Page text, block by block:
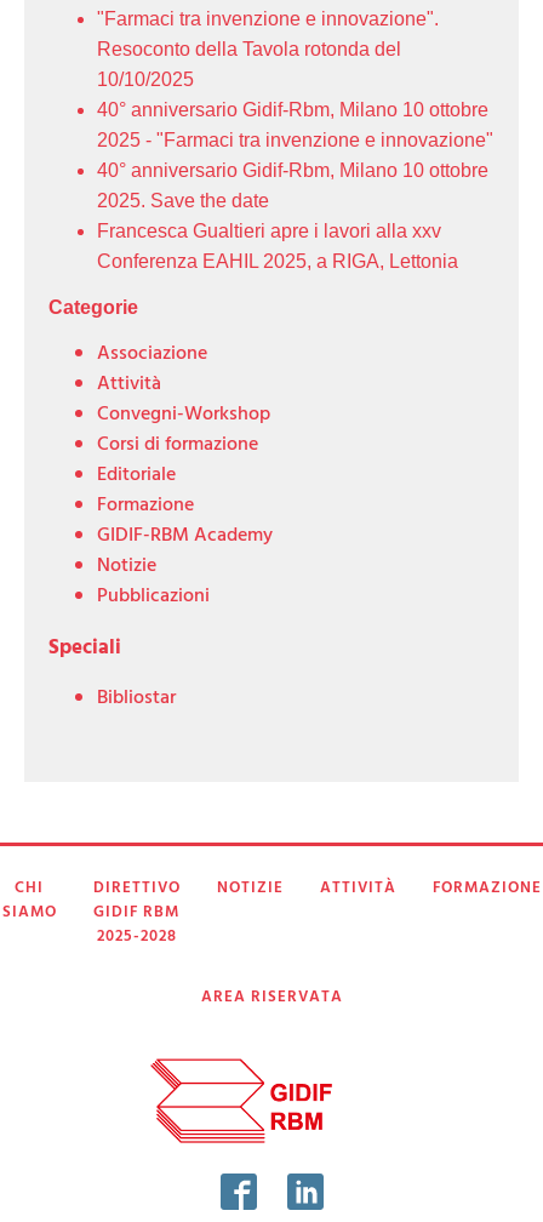
"Farmaci tra invenzione e innovazione".
Resoconto della Tavola rotonda del
10/10/2025
40° anniversario Gidif-Rbm, Milano 10 ottobre
2025 - "Farmaci tra invenzione e innovazione"
40° anniversario Gidif-Rbm, Milano 10 ottobre
2025. Save the date
Francesca Gualtieri apre i lavori alla xxv
Conferenza EAHIL 2025, a RIGA, Lettonia
Categorie
Associazione
Attività
Convegni-Workshop
Corsi di formazione
Editoriale
Formazione
GIDIF-RBM Academy
Notizie
Pubblicazioni
Speciali
Bibliostar
CHI
SIAMO
DIRETTIVO
GIDIF RBM
2025-2028
NOTIZIE ATTIVITÀ FORMAZIONE
AREA RISERVATA